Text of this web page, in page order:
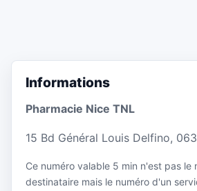
Informations
Pharmacie Nice TNL
15 Bd Général Louis Delfino,
Ce numéro valable 5 min n'est pas le
destinataire mais le numéro d'un